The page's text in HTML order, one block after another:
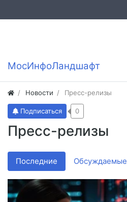
MocИнфоЛандшафт
Новости Пресс-релизы
Пресс-релизы
Подписаться 0
Последние Обсуждаемые